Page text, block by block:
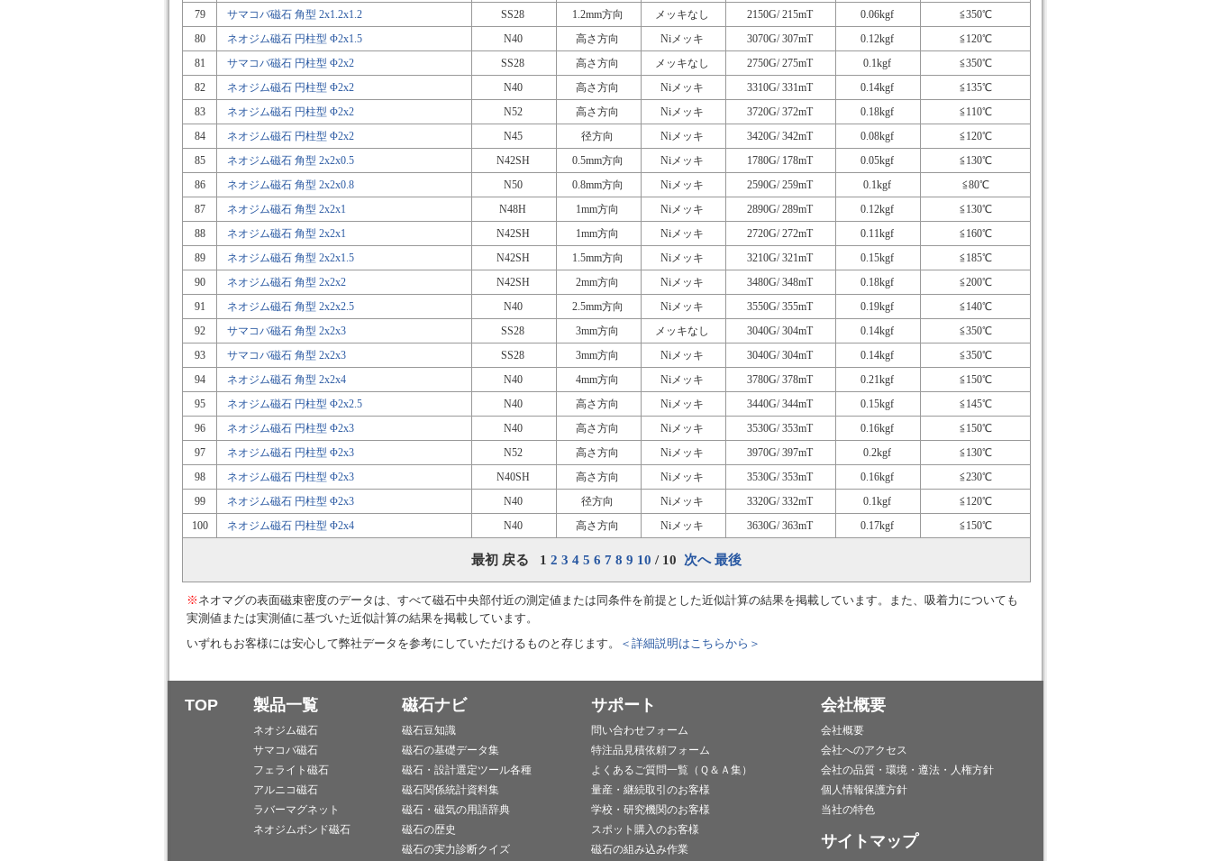
79
サマコバ磁石 角型 2x1.2x1.2 SS28 1.2mm方向 メッキなし 2150G/ 215mT 0.06kgf
≦350℃
80
ネオジム磁石 円柱型 Φ2x1.5 N40 高さ方向 Niメッキ 3070G/ 307mT 0.12kgf
≦120℃
81
サマコバ磁石 円柱型 Φ2x2 SS28 高さ方向 メッキなし 2750G/ 275mT 0.1kgf
≦350℃
82
ネオジム磁石 円柱型 Φ2x2 N40 高さ方向 Niメッキ 3310G/ 331mT 0.14kgf
≦135℃
83
ネオジム磁石 円柱型 Φ2x2 N52 高さ方向 Niメッキ 3720G/ 372mT 0.18kgf
≦110℃
84
ネオジム磁石 円柱型 Φ2x2 N45 径方向 Niメッキ 3420G/ 342mT 0.08kgf
≦120℃
85
ネオジム磁石 角型 2x2x0.5 N42SH 0.5mm方向 Niメッキ 1780G/ 178mT 0.05kgf
≦130℃
86
ネオジム磁石 角型 2x2x0.8 N50 0.8mm方向 Niメッキ 2590G/ 259mT 0.1kgf
≦80℃
87
ネオジム磁石 角型 2x2x1 N48H 1mm方向 Niメッキ 2890G/ 289mT 0.12kgf
≦130℃
88
ネオジム磁石 角型 2x2x1 N42SH 1mm方向 Niメッキ 2720G/ 272mT 0.11kgf
≦160℃
89
ネオジム磁石 角型 2x2x1.5 N42SH 1.5mm方向 Niメッキ 3210G/ 321mT 0.15kgf
≦185℃
90
ネオジム磁石 角型 2x2x2 N42SH 2mm方向 Niメッキ 3480G/ 348mT 0.18kgf
≦200℃
91
ネオジム磁石 角型 2x2x2.5 N40 2.5mm方向 Niメッキ 3550G/ 355mT 0.19kgf
≦140℃
92
サマコバ磁石 角型 2x2x3 SS28 3mm方向 メッキなし 3040G/ 304mT 0.14kgf
≦350℃
93
サマコバ磁石 角型 2x2x3 SS28 3mm方向 Niメッキ 3040G/ 304mT 0.14kgf
≦350℃
94
ネオジム磁石 角型 2x2x4 N40 4mm方向 Niメッキ 3780G/ 378mT 0.21kgf
≦150℃
95
ネオジム磁石 円柱型 Φ2x2.5 N40 高さ方向 Niメッキ 3440G/ 344mT 0.15kgf
≦145℃
96
ネオジム磁石 円柱型 Φ2x3 N40 高さ方向 Niメッキ 3530G/ 353mT 0.16kgf
≦150℃
97
ネオジム磁石 円柱型 Φ2x3 N52 高さ方向 Niメッキ 3970G/ 397mT 0.2kgf
≦130℃
98
ネオジム磁石 円柱型 Φ2x3 N40SH 高さ方向 Niメッキ 3530G/ 353mT 0.16kgf
≦230℃
99
ネオジム磁石 円柱型 Φ2x3 N40 径方向 Niメッキ 3320G/ 332mT 0.1kgf
≦120℃
100
ネオジム磁石 円柱型 Φ2x4 N40 高さ方向 Niメッキ 3630G/ 363mT 0.17kgf ≦150℃
最初 戻る 1 2 3 4 5 6 7 8 9 10 / 10 次へ 最後
※ ネオマグの表面磁束密度のデータは、すべて磁石中央部付近の測定値または同条件を前提とした近似計算の結果を掲載しています。また、吸着力についても
実測値または実測値に基づいた近似計算の結果を掲載しています。
いずれもお客様には安心して弊社データを参考にしていただけるものと存じます。
＜詳細説明はこちらから＞
TOP 製品一覧
ネオジム磁石
サマコバ磁石
フェライト磁石
アルニコ磁石
ラバーマグネット
ネオジムボンド磁石
磁石ナビ
磁石豆知識
磁石の基礎データ集
磁石・設計選定ツール各種
磁石関係統計資料集
磁石・磁気の用語辞典
磁石の歴史
磁石の実力診断クイズ
サポート
問い合わせフォーム
特注品見積依頼フォーム
よくあるご質問一覧（Ｑ＆Ａ集）
量産・継続取引のお客様
学校・研究機関のお客様
スポット購入のお客様
磁石の組み込み作業
会社概要
会社概要
会社へのアクセス
会社の品質・環境・遵法・人権方針
個人情報保護方針
当社の特色
サイトマップ